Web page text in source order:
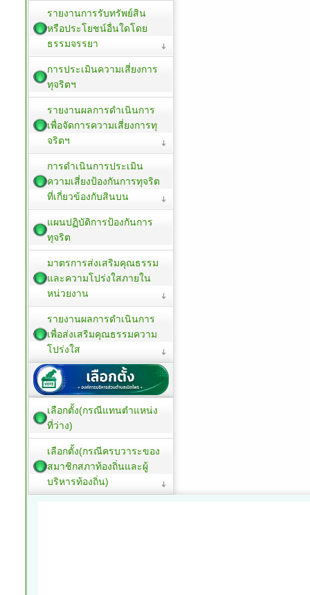
รายงานการรับทรัพย์สิน
หรือประโยชน์อื่นใดโดย
ธรรมจรรยา
การประเมินความเสี่ยงการ
ทุจริตฯ
รายงานผลการดำเนินการ
เพื่อจัดการความเสี่ยงการทุ
จริตฯ
การดำเนินการประเมิน
ความเสี่ยงป้องกันการทุจริต
ที่เกี่ยวข้องกับสินบน
แผนปฏิบัติการป้องกันการ
ทุจริต
มาตรการส่งเสริมคุณธรรม
และความโปร่งใสภายใน
หน่วยงาน
รายงานผลการดำเนินการ
เพื่อส่งเสริมคุณธรรมความ
โปร่งใส
เลือกตั้ง(กรณีแทนตำแหน่ง
ที่ว่าง)
เลือกตั้ง(กรณีครบวาระของ
สมาชิกสภาท้องถิ่นและผู้
บริหารท้องถิ่น)